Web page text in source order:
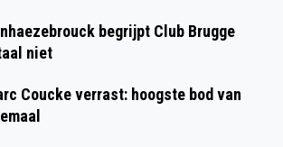
begrijpt Club Brugge
niet
Coucke verrast: hoogste bod van